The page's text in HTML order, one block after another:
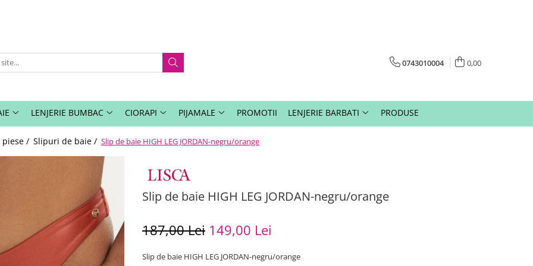
0743010004 0,00
LENJERIE BUMBAC CIORAPI PIJAMALE PROMOTII LENJERIE BARBATI PRODUSE
piese / Slipuri de baie / Slip de baie HIGH LEG JORDAN-negru/orange
Slip de baie HIGH LEG JORDAN-negru/orange
187,00 Lei 149,00 Lei
Slip de baie HIGH LEG JORDAN-negru/orange